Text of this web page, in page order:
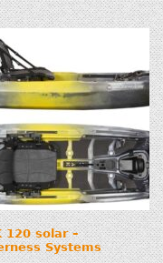
120 solar –
Systems